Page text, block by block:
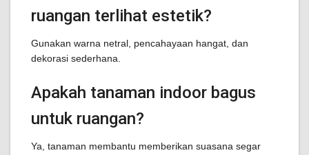
ruangan terlihat estetik?
Gunakan warna netral, pencahayaan hangat, dan
dekorasi sederhana.
Apakah tanaman indoor bagus
untuk ruangan?
Ya, tanaman membantu memberikan suasana segar